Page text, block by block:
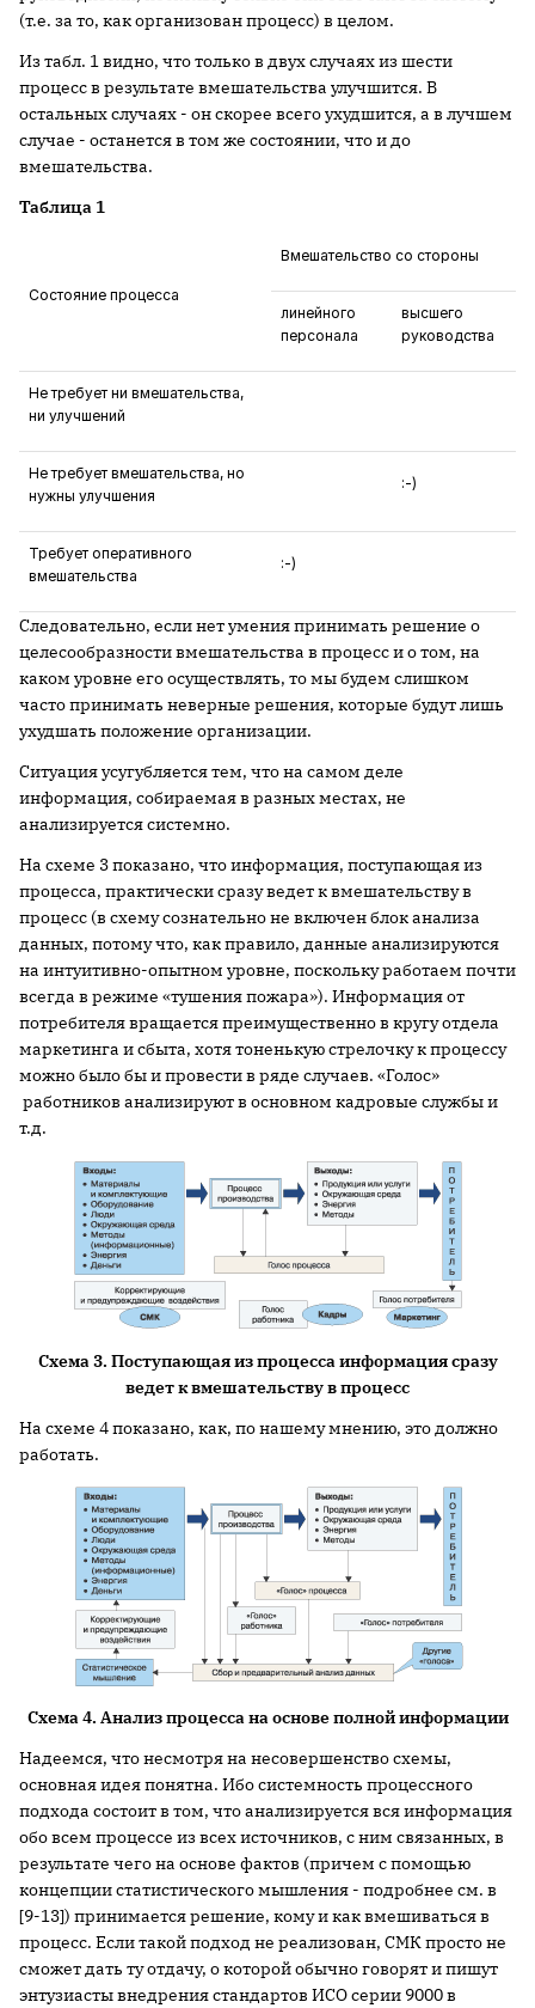
(т.е. за то, как организован процесс) в целом.
Из табл. 1 видно, что только в двух случаях из шести
процесс в результате вмешательства улучшится. В
остальных случаях - он скорее всего ухудшится, а в лучшем
случае - останется в том же состоянии, что и до
вмешательства.
Таблица 1
Состояние процесса
Вмешательство со стороны
линейного
персонала
высшего
руководства
Не требует ни вмешательства,
ни улучшений
Не требует вмешательства, но
нужны улучшения
:-)
Требует оперативного
вмешательства
:-)
Следовательно, если нет умения принимать решение о
целесообразности вмешательства в процесс и о том, на
каком уровне его осуществлять, то мы будем слишком
часто принимать неверные решения, которые будут лишь
ухудшать положение организации.
Ситуация усугубляется тем, что на самом деле
информация, собираемая в разных местах, не
анализируется системно.
На схеме 3 показано, что информация, поступающая из
процесса, практически сразу ведет к вмешательству в
процесс (в схему сознательно не включен блок анализа
данных, потому что, как правило, данные анализируются
на интуитивно-опытном уровне, поскольку работаем почти
всегда в режиме «тушения пожара»). Информация от
потребителя вращается преимущественно в кругу отдела
маркетинга и сбыта, хотя тоненькую стрелочку к процессу
можно было бы и провести в ряде случаев. «Голос»
работников анализируют в основном кадровые службы и
т.д.
Схема 3. Поступающая из процесса информация сразу
ведет к вмешательству в процесс
На схеме 4 показано, как, по нашему мнению, это должно
работать.
Схема 4. Анализ процесса на основе полной информации
Надеемся, что несмотря на несовершенство схемы,
основная идея понятна. Ибо системность процессного
подхода состоит в том, что анализируется вся информация
обо всем процессе из всех источников, с ним связанных, в
результате чего на основе фактов (причем с помощью
концепции статистического мышления - подробнее см. в
[9-13]) принимается решение, кому и как вмешиваться в
процесс. Если такой подход не реализован, СМК просто не
сможет дать ту отдачу, о которой обычно говорят и пишут
энтузиасты внедрения стандартов ИСО серии 9000 в